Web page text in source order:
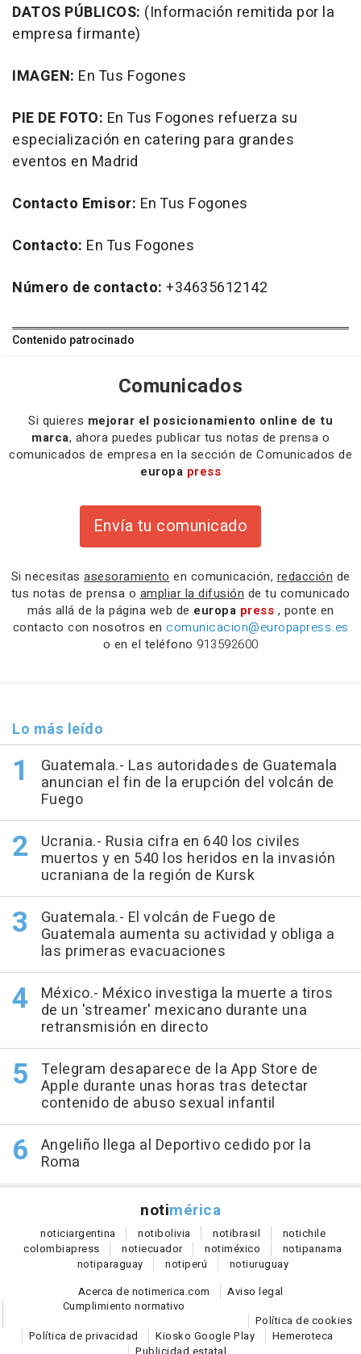
DATOS PÚBLICOS: (Información remitida por la
empresa firmante)
IMAGEN: En Tus Fogones
PIE DE FOTO: En Tus Fogones refuerza su
especialización en catering para grandes
eventos en Madrid
Contacto Emisor: En Tus Fogones
Contacto: En Tus Fogones
Número de contacto: +34635612142
Contenido patrocinado
Comunicados
Si quieres mejorar el posicionamiento online de tu
marca, ahora puedes publicar tus notas de prensa o
comunicados de empresa en la sección de Comunicados de
europa press
Envía tu comunicado
Si necesitas asesoramiento en comunicación, redacción de
tus notas de prensa o ampliar la difusión de tu comunicado
más allá de la página web de europa press , ponte en
contacto con nosotros en comunicacion@europapress.es
o en el teléfono 913592600
Lo más leído
Guatemala.- Las autoridades de Guatemala
anuncian el fin de la erupción del volcán de
Fuego
Ucrania.- Rusia cifra en 640 los civiles
muertos y en 540 los heridos en la invasión
ucraniana de la región de Kursk
Guatemala.- El volcán de Fuego de
Guatemala aumenta su actividad y obliga a
las primeras evacuaciones
México.- México investiga la muerte a tiros
de un 'streamer' mexicano durante una
retransmisión en directo
Telegram desaparece de la App Store de
Apple durante unas horas tras detectar
contenido de abuso sexual infantil
Angeliño llega al Deportivo cedido por la
Roma
notimérica
noticiargentina notibolivia notibrasil notichile
colombiapress notiecuador notiméxico notipanama
notiparaguay notiperú notiuruguay
Acerca de notimerica.com
Aviso legal
Cumplimiento normativo
Política de cookies
Política de privacidad
Kiosko Google Play
Hemeroteca